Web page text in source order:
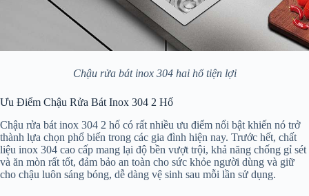
Chậu rửa bát inox 304 hai hố tiện lợi
Ưu Điểm Chậu Rửa Bát Inox 304 2 Hố
Chậu rửa bát inox 304 2 hố có rất nhiều ưu điểm nổi bật khiến nó trở
thành lựa chọn phổ biến trong các gia đình hiện nay. Trước hết, chất
liệu inox 304 cao cấp mang lại độ bền vượt trội, khả năng chống gỉ sét
và ăn mòn rất tốt, đảm bảo an toàn cho sức khỏe người dùng và giữ
cho chậu luôn sáng bóng, dễ dàng vệ sinh sau mỗi lần sử dụng.